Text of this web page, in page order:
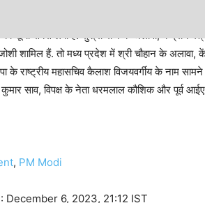
की सूची सबसे लंबी है. सुश्री राजे के अलावा, केंद्रीय
शामिल हैं. तो मध्य प्रदेश में श्री चौहान के
के राष्ट्रीय महासचिव कैलाश विजयवर्गीय के नाम
साव, विपक्ष के नेता धरमलाल कौशिक और पूर्व
, PM Modi
December 6, 2023, 21:12 IST